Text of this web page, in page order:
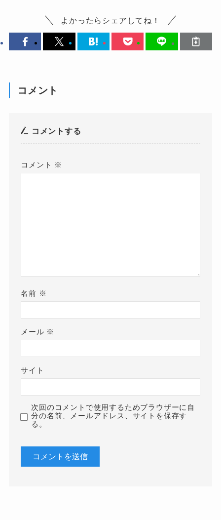
よかったらシェアしてね！
コメント
コメントする
コメント ※
名前 ※
メール ※
サイト
次回のコメントで使用するためブラウザーに自
分の名前、メールアドレス、サイトを保存す
る。